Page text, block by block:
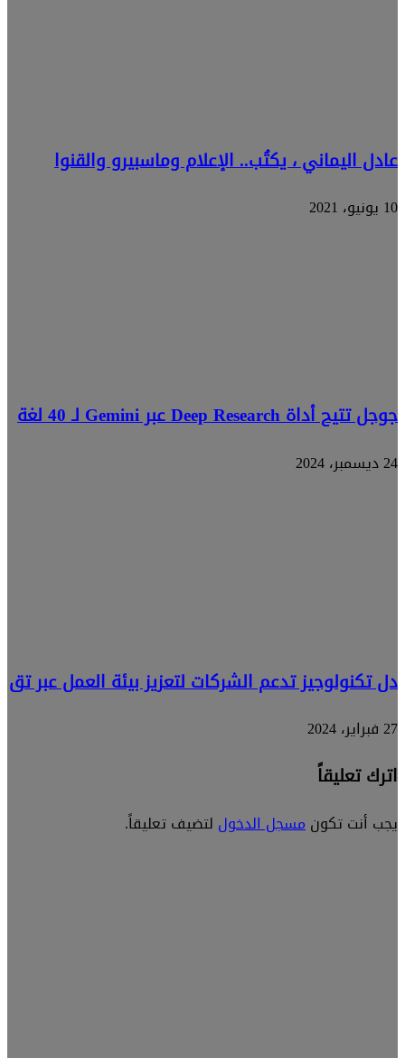
عادل اليماني ، يكتُب.. الإعلام وماسبيرو والقنوا
10 يونيو، 2021
جوجل تتيح أداة Deep Research عبر Gemini لـ 40 لغة
24 ديسمبر، 2024
دل تكنولوجيز تدعم الشركات لتعزيز بيئة العمل عبر تق
27 فبراير، 2024
اترك تعليقاً
يجب أنت تكونمسجل الدخول لتضيف تعليقاً.